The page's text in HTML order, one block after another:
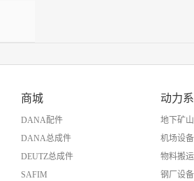
商城
DANA配件
DANA总成件
DEUTZ总成件
SAFIM
动力
地下矿山
机场设备
物料搬运
钢厂设备